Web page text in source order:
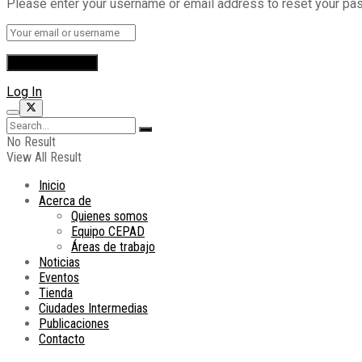
Please enter your username or email address to reset your
Log In
No Result
View All Result
Inicio
Acerca de
Quienes somos
Equipo CEPAD
Áreas de trabajo
Noticias
Eventos
Tienda
Ciudades Intermedias
Publicaciones
Contacto